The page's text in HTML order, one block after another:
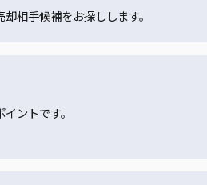
相手候補をお探しします。
ントです。